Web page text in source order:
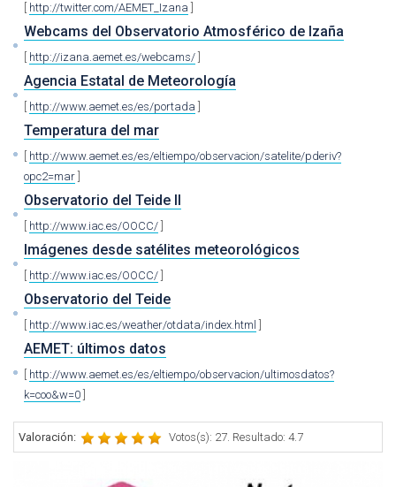
http://twitter.com/AEMET_Izana
Webcams del Observatorio Atmosférico de Izaña
http://izana.aemet.es/webcams/
Agencia Estatal de Meteorología
http://www.aemet.es/es/portada
Temperatura del mar
http://www.aemet.es/es/eltiempo/observacion/satelite/pderiv?
opc2=mar
Observatorio del Teide II
http://www.iac.es/OOCC/
Imágenes desde satélites meteorológicos
http://www.iac.es/OOCC/
Observatorio del Teide
http://www.iac.es/weather/otdata/index.html
AEMET: últimos datos
http://www.aemet.es/es/eltiempo/observacion/ultimosdatos?
k=coo&w=0
Valoración: Votos(s): 27. Resultado: 4.7